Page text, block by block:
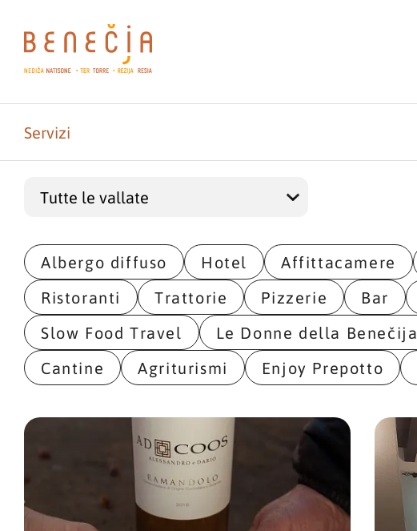
Servizi
Albergo diffuso Hotel Affittacamere
Ristoranti
Trattorie Pizzerie Bar
Slow Food Travel
Le Donne della Benečija
Cantine
Agriturismi Enjoy Prepotto